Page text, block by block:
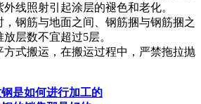
线照射引起涂层的褪色和老化。
钢筋与地面之间、钢筋捆与钢筋捆之
层数不宜超过5层。
式搬运，在搬运过程中，严禁拖拉抛
是如何进行加工的